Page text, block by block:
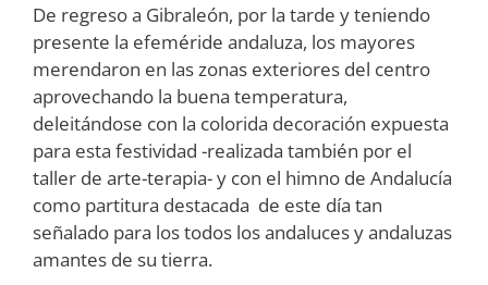
De regreso a Gibraleón, por la tarde y teniendo
presente la efeméride andaluza, los mayores
merendaron en las zonas exteriores del centro
aprovechando la buena temperatura,
deleitándose con la colorida decoración expuesta
para esta festividad -realizada también por el
taller de arte-terapia- y con el himno de Andalucía
como partitura destacada de este día tan
señalado para los todos los andaluces y andaluzas
amantes de su tierra.